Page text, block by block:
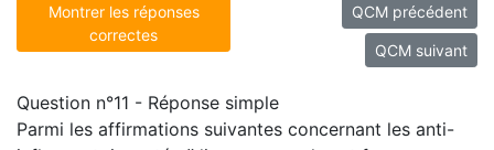
Montrer les réponses
correctes
QCM précédent
QCM suivant
Question n°11 - Réponse simple
Parmi les affirmations suivantes concernant les anti-